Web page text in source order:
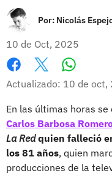
Por: Nicolás
10 de Oct, 2025
Facebook
X
Actualizado: 10 de oct,
En las últimas horas se
Carlos Barbosa
La Redquien falleció
los 81 años, quien
producciones de la